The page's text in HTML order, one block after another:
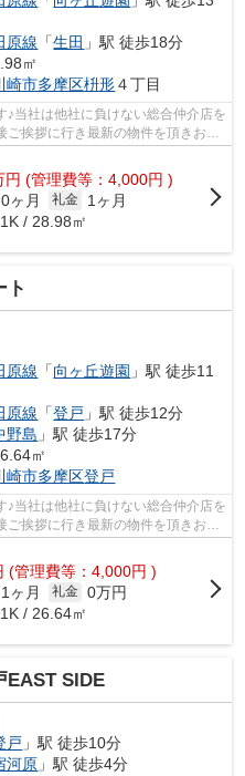
原線 「生田 」駅 徒歩18分
㎡
崎市多摩区枡形４丁目
当社は他社に負けない総合仲介店を
ご挨拶に行き最新の物件を頂きお客
円 (管理費等：4,000円 )
0ヶ月 礼金
1ヶ月
/ 28.98㎡
ト
原線 「向ヶ丘遊園 」駅 徒歩11
原線 「登戸 」駅 徒歩12分
野島 」駅 徒歩17分
㎡
崎市多摩区登戸
当社は他社に負けない総合仲介店を
ご挨拶に行き最新の物件を頂きお客
(管理費等：4,000円 )
1ヶ月 礼金 0万円
/ 26.64㎡
EAST SIDE
戸 」駅 徒歩10分
河原 」駅 徒歩4分